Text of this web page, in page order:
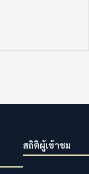
สถิติผู้เข้าชม